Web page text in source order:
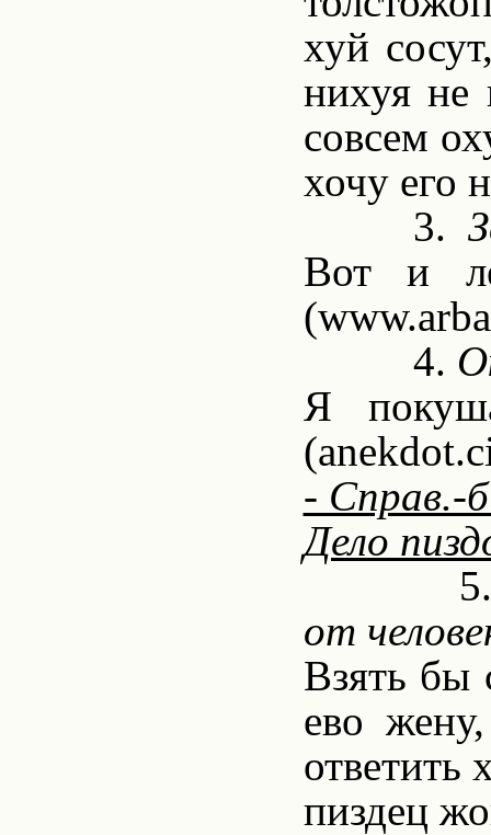
хуй
нихуя не
совсем
хочу его
3.
Вот и
4.
Я
(anekdot.
- Справ.-
Дело
от
Взять бы
ево
ответить
пиздец